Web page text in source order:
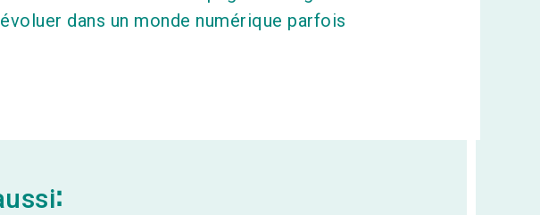
dans un monde numérique parfois